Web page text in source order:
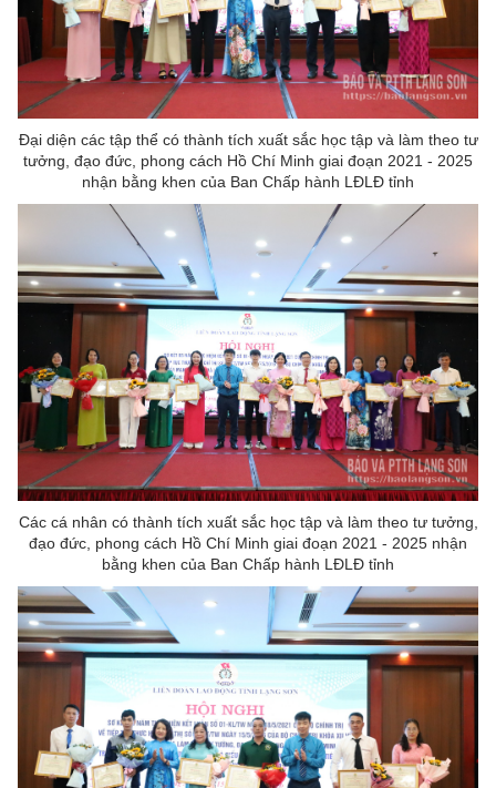
Đại diện các tập thể có thành tích xuất sắc học tập và làm theo tư
tưởng, đạo đức, phong cách Hồ Chí Minh giai đoạn 2021 - 2025
nhận bằng khen của Ban Chấp hành LĐLĐ tỉnh
Các cá nhân có thành tích xuất sắc học tập và làm theo tư tưởng,
đạo đức, phong cách Hồ Chí Minh giai đoạn 2021 - 2025 nhận
bằng khen của Ban Chấp hành LĐLĐ tỉnh